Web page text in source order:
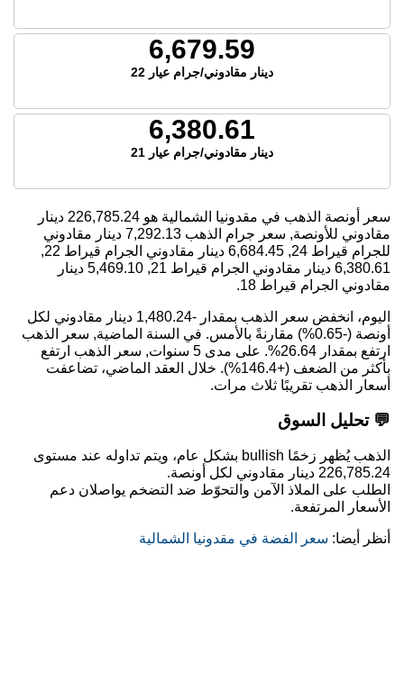
6,679.59
دينار مقادوني/جرام عيار 22
6,380.61
دينار مقادوني/جرام عيار 21
سعر أونصة الذهب في مقدونيا الشمالية هو 226,785.24 دينار
مقادوني للأونصة, سعر جرام الذهب 7,292.13 دينار مقادوني
للجرام قيراط 24,
6,684.45 دينار مقادوني الجرام قيراط 22,
6,380.61 دينار مقادوني الجرام قيراط 21, 5,469.10 دينار
مقادوني الجرام قيراط 18.
اليوم، انخفض سعر الذهب بمقدار -1,480.24 دينار مقادوني لكل
أونصة (-0.65%) مقارنةً بالأمس. في السنة الماضية, سعر الذهب
ارتفع بمقدار 26.64%. على مدى 5 سنوات, سعر الذهب ارتفع
بأكثر من الضعف (+146.4%). خلال العقد الماضي، تضاعفت
أسعار الذهب تقريبًا ثلاث مرات.
💬 تحليل السوق
الذهب يُظهر زخمًا bullish بشكل عام، ويتم تداوله عند مستوى
226,785.24 دينار مقادوني لكل أونصة.
الطلب على الملاذ الآمن والتحوّط ضد التضخم يواصلان دعم
الأسعار المرتفعة.
أنظر أيضا: سعر الفضة في مقدونيا الشمالية